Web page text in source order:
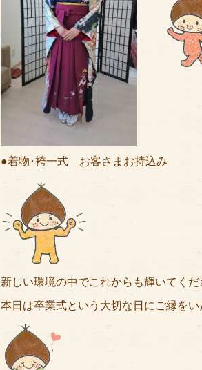
●着物･袴一式 お客さまお持込み
新しい環境の中でこれからも輝いてくだ
本日は卒業式という大切な日にご縁を